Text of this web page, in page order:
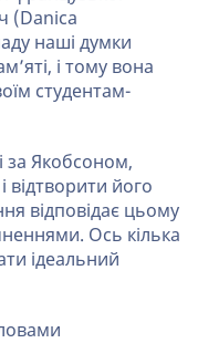
(Danica
наші думки
і тому вона
студентам-
за Якобсоном,
відтворити його
відповідає цьому
Ось кілька
ідеальний